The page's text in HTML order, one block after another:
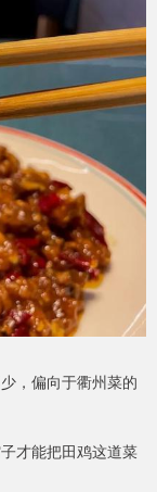
，偏向于衢州菜的
才能把田鸡这道菜